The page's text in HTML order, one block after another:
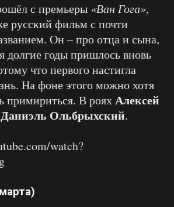
с премьеры «Ван Гога»,
русский фильм с почти
Он – про отца и сына,
долгие годы пришлось вновь
что первого настигла
На фоне этого можно хотя
примириться. В рояхАлексей
Даниэль Ольбрыхский.
watch?